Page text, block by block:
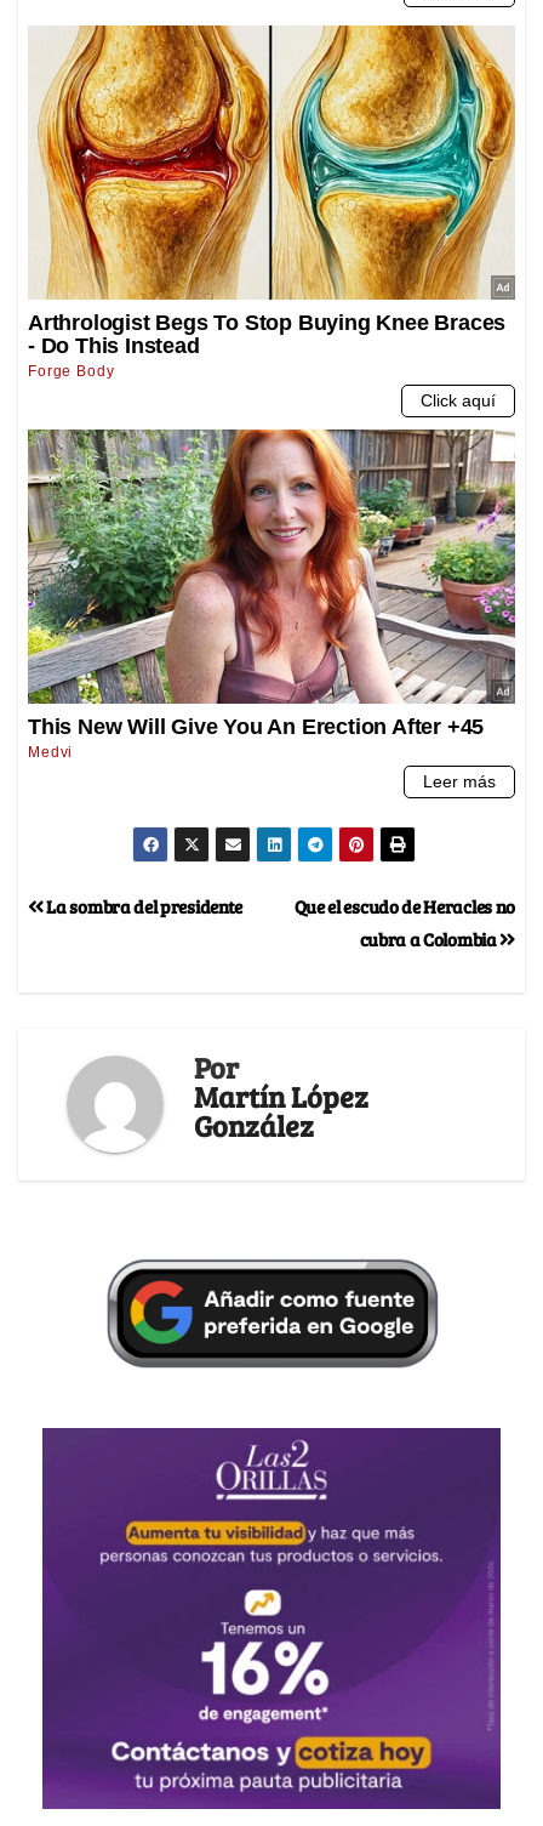
Que el escudo de Heracles no
cubra a Colombia
La sombra del presidente
Por
Martín López
González